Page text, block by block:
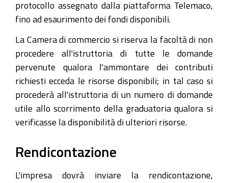
protocollo assegnato dalla piattaforma Telemaco,
fino ad esaurimento dei fondi disponibili.
La Camera di commercio si riserva la facoltà di non
procedere all'istruttoria di tutte le domande
pervenute qualora l'ammontare dei contributi
richiesti ecceda le risorse disponibili; in tal caso si
procederà all'istruttoria di un numero di domande
utile allo scorrimento della graduatoria qualora si
verificasse la disponibilità di ulteriori risorse.
Rendicontazione
L'impresa dovrà inviare la rendicontazione,